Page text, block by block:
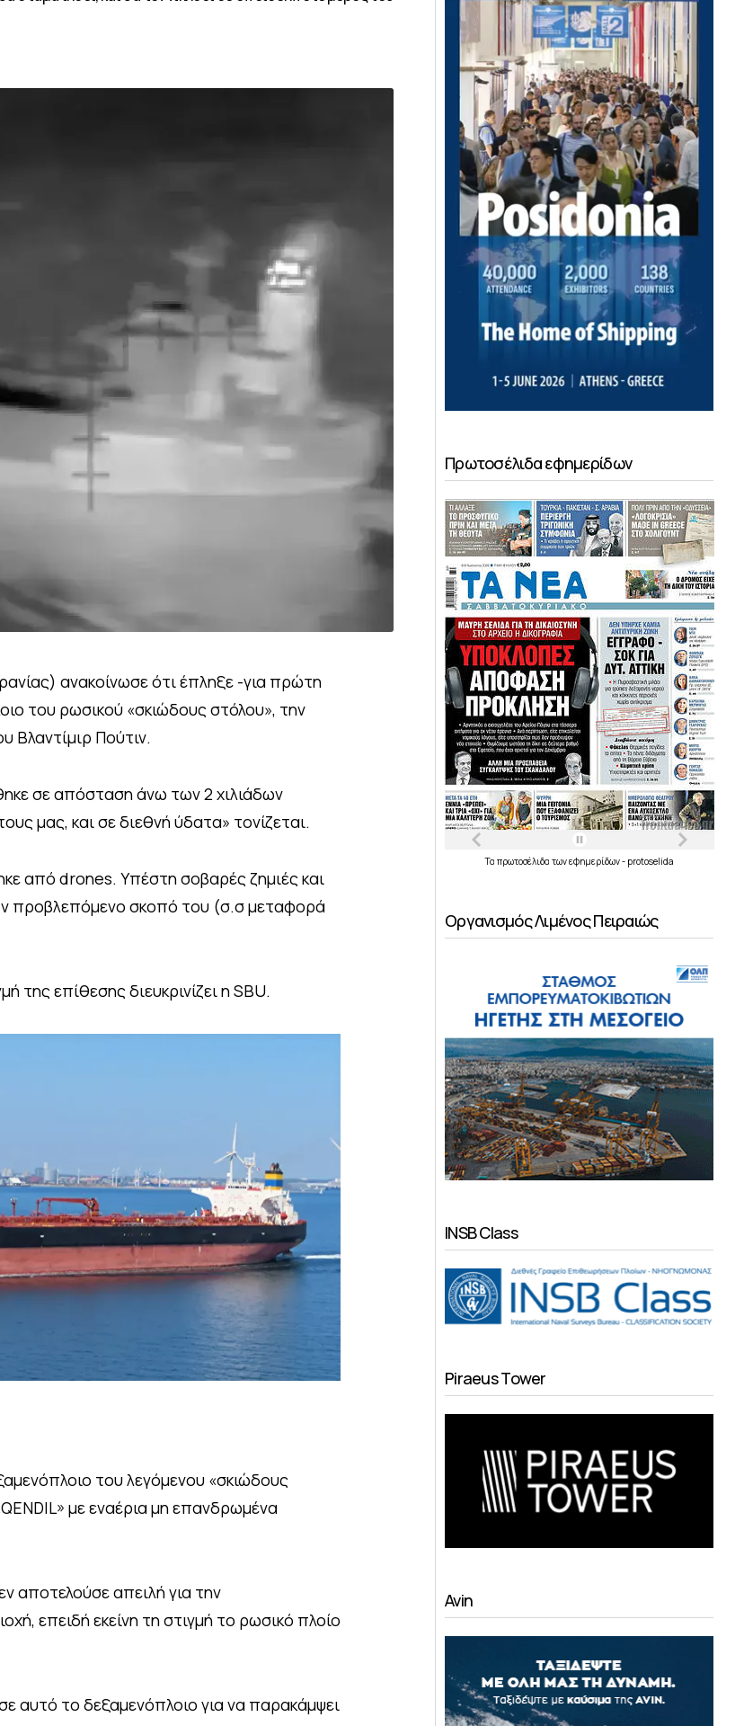
ανακοίνωσε ότι έπληξε -για πρώτη
του ρωσικού «σκιώδους στόλου», την
Βλαντίμιρ Πούτιν.
σε απόσταση άνω των 2 χιλιάδων
μας, και σε διεθνή ύδατα» τονίζεται.
από drones. Υπέστη σοβαρές ζημιές και
προβλεπόμενο σκοπό του (σ.σ μεταφορά
της επίθεσης διευκρινίζει η SBU.
του λεγόμενου «σκιώδους
με εναέρια μη επανδρωμένα
αποτελούσε απειλή για την
επειδή εκείνη τη στιγμή το ρωσικό πλοίο
αυτό το δεξαμενόπλοιο για να παρακάμψει
Πρωτοσέλιδα εφημερίδων
Τα πρωτοσέλιδα τωνεφημερίδων- protoselida
Οργανισμός Λιμένος Πειραιώς
INSB Class
Piraeus Tower
Avin